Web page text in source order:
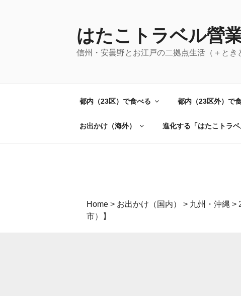
はたこトラベル營
信州・安曇野とお江戸の二拠点生活（＋とき
都内（23区）で食べる 都内（23区外）で
お出かけ（海外） 進化する「はたこトラベ
Home > お出かけ（国内） > 九州・沖縄 >
市）】